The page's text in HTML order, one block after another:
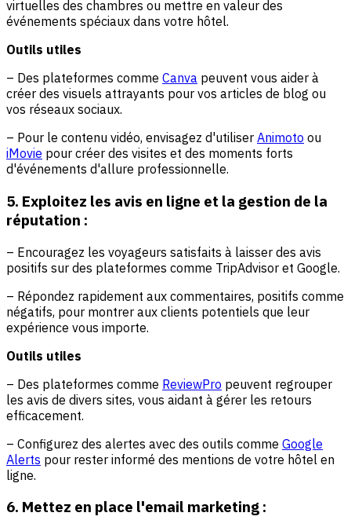
virtuelles des chambres ou mettre en valeur des
événements spéciaux dans votre hôtel.
Outils utiles
– Des plateformes comme Canva peuvent vous aider à
créer des visuels attrayants pour vos articles de blog ou
vos réseaux sociaux.
– Pour le contenu vidéo, envisagez d'utiliser Animoto ou
iMovie pour créer des visites et des moments forts
d'événements d'allure professionnelle.
5. Exploitez les avis en ligne et la gestion de la
réputation :
– Encouragez les voyageurs satisfaits à laisser des avis
positifs sur des plateformes comme TripAdvisor et Google.
– Répondez rapidement aux commentaires, positifs comme
négatifs, pour montrer aux clients potentiels que leur
expérience vous importe.
Outils utiles
– Des plateformes comme ReviewPro peuvent regrouper
les avis de divers sites, vous aidant à gérer les retours
efficacement.
– Configurez des alertes avec des outils comme Google
Alerts pour rester informé des mentions de votre hôtel en
ligne.
6. Mettez en place l'email marketing :